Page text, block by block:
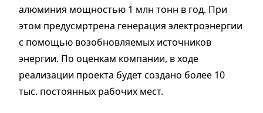
алюминия мощностью 1 млн тонн в год. При
этом предусмртрена генерация электроэнергии
с помощью возобновляемых источников
энергии. По оценкам компании, в ходе
реализации проекта будет создано более 10
тыс. постоянных рабочих мест.